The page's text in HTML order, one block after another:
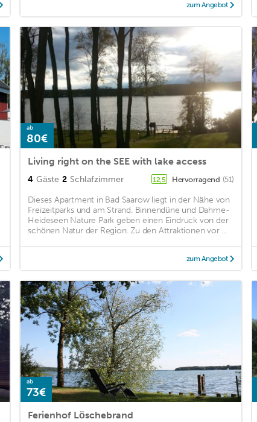
zum Angebot
ab
80€
Living right on the SEE with lake access
4 Gäste 2 Schlafzimmer 12,5 Hervorragend (51)
Dieses Apartment in Bad Saarow liegt in der Nähe von
Freizeitparks und am Strand. Binnendüne und Dahme-
Heideseen Nature Park geben einen Eindruck von der
schönen Natur der Region. Zu den Attraktionen vor ...
zum Angebot
ab
73€
Ferienhof Löschebrand